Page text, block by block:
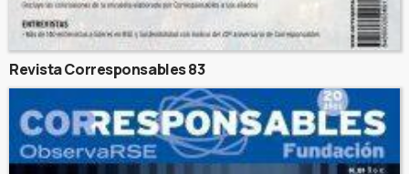
Revista Corresponsables 83